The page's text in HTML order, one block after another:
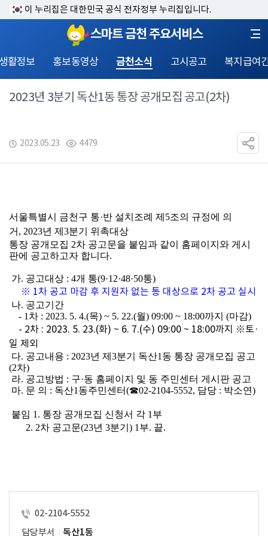
이 누리집은 대한민국 공식 전자정부 누리집입니다.
스마트 금천 주요서비스
활정보 홍보동영상 금천소식 고시공고 복지급여
2023년 3분기 독산1동 통장 공개모집 공고(2차)
2023.05.23 4479
서울특별시 금천구 통·반 설치조례 제5조의 규정에 의
거, 2023년 제3분기 위촉대상
통장 공개모집 2차 공고문을 붙임과 같이 홈페이지와 게시
판에 공고하고자 합니다.
가. 공고대상 : 4개 통(9·12·48·50통)
※ 1차 공고 마감 후 지원자 없는 통 대상으로 2차 공고 실시
나. 공고기간
- 1차 : 2023. 5. 4.(목) ~ 5. 22.(월) 09:00 ~ 18:00까지 (마감)
- 2차 : 2023. 5. 23.(화) ~ 6. 7.(수) 09:00 ~ 18:00까지 ※토·
일 제외
다. 공고내용 : 2023년 제3분기 독산1동 통장 공개모집 공고
(2차)
라. 공고방법 : 구·동 홈페이지 및 동 주민센터 게시판 공고
마. 문 의 : 독산1동주민센터(☎02-2104-5552, 담당 : 박소연)
붙임 1 . 통장 공개모집 신청서 각 1부
2. 2차 공고문(23년 3분기) 1부. 끝.
02-2104-5552
담당부서
독산1동